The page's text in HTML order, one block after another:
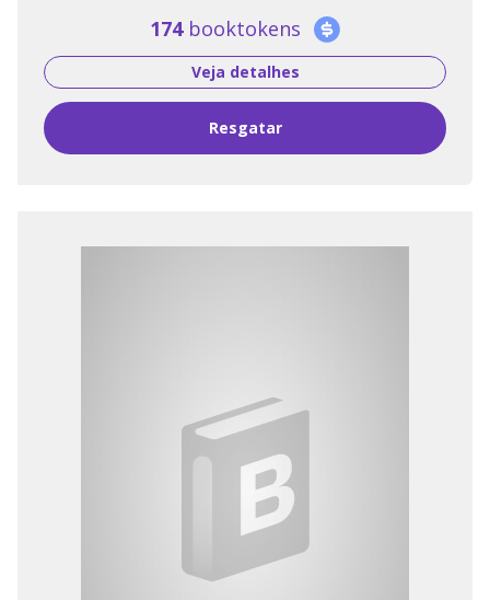
174 booktokens
Veja detalhes
Resgatar